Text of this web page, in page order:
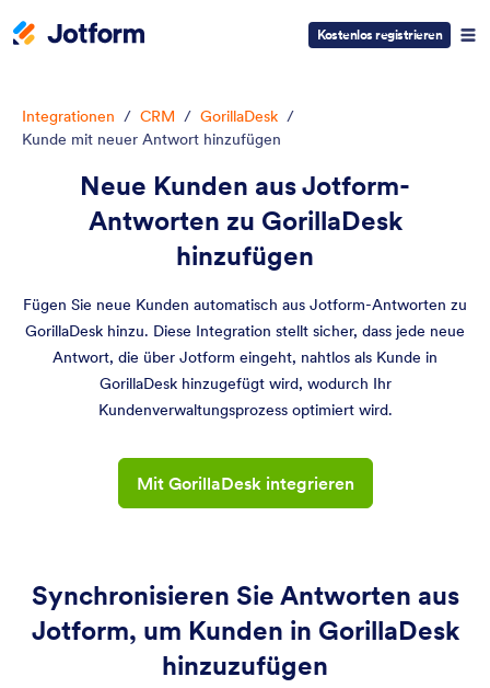
Kostenlos registrieren
Integrationen / CRM / GorillaDesk /
Kunde mit neuer Antwort hinzufügen
Neue Kunden aus Jotform-
Antworten zu GorillaDesk
hinzufügen
Fügen Sie neue Kunden automatisch aus Jotform-Antworten zu
GorillaDesk hinzu. Diese Integration stellt sicher, dass jede neue
Antwort, die über Jotform eingeht, nahtlos als Kunde in
GorillaDesk hinzugefügt wird, wodurch Ihr
Kundenverwaltungsprozess optimiert wird.
Mit GorillaDesk integrieren
Synchronisieren Sie Antworten aus
Jotform, um Kunden in GorillaDesk
hinzuzufügen